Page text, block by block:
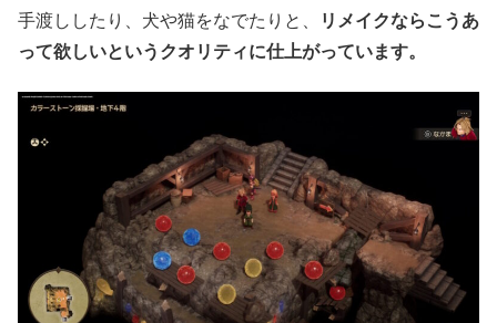
手渡ししたり、犬や猫をなでたりと、
リメイクならこうあ
って欲しいというクオリティに仕上がっています。